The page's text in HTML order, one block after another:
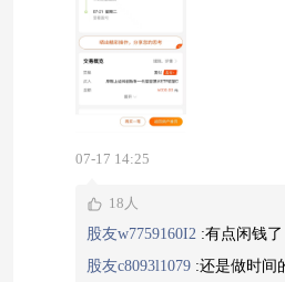
游到最下游全在动，这种
足又有对冲的半导体基，
单一波动就抖，不如选个
07-17 14:25
18人
股友w7759160I2 :有点闲钱
股友c8093l1079 :还是做时间